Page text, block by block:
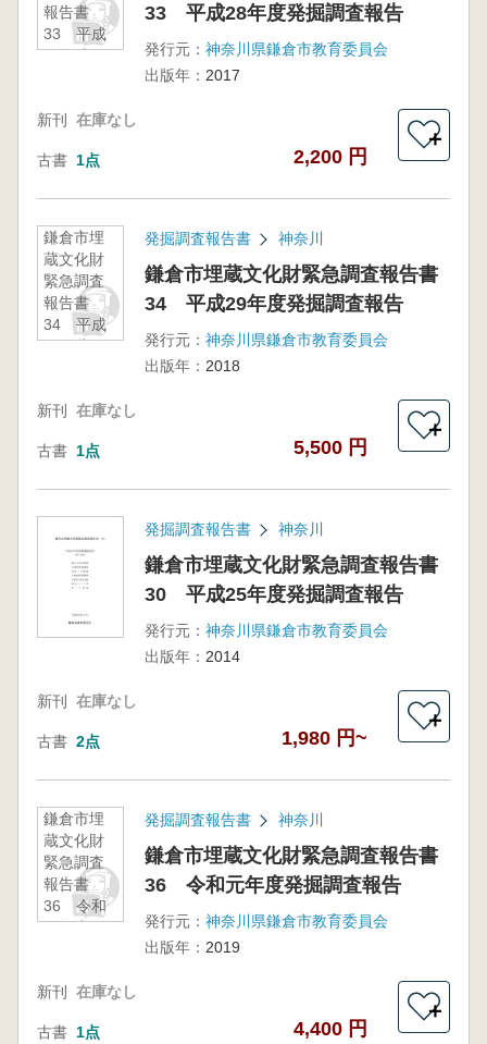
報告書
33 平成
28年度発
33 平成28年度発掘調査報告
発行元： 神奈川県鎌倉市教育委員会
出版年： 2017
新刊 在庫なし
古書 1点 2,200 円
＋
鎌倉市埋
蔵文化財
緊急調査
報告書
34 平成
29年度発
発掘調査報告書 神奈川
鎌倉市埋蔵文化財緊急調査報告書
34 平成29年度発掘調査報告
発行元： 神奈川県鎌倉市教育委員会
出版年： 2018
新刊 在庫なし
古書 1点 5,500 円
＋
発掘調査報告書 神奈川
鎌倉市埋蔵文化財緊急調査報告書
30 平成25年度発掘調査報告
発行元： 神奈川県鎌倉市教育委員会
出版年： 2014
新刊 在庫なし
古書 2点 1,980 円~
＋
鎌倉市埋
蔵文化財
緊急調査
報告書
36 令和
元年度発
発掘調査報告書 神奈川
鎌倉市埋蔵文化財緊急調査報告書
36 令和元年度発掘調査報告
発行元： 神奈川県鎌倉市教育委員会
出版年： 2019
新刊 在庫なし
古書 1点 4,400 円
＋